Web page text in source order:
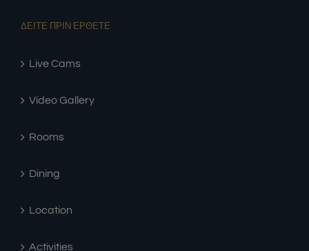
ΔΕΙΤΕ ΠΡΙΝ ΕΡΘΕΤΕ
Live Cams
Video Gallery
Rooms
Dining
Location
Activities